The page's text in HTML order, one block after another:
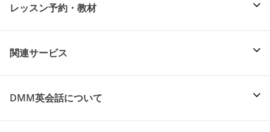
レッスン予約・教材
関連サービス
DMM英会話について